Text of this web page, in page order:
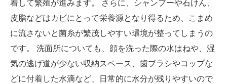
着して繁殖が進みます。 さらに、シャンプーや石けん、
皮脂などはカビにとって栄養源となり得るため、こまめ
に流さないと菌糸が繁茂しやすい環境が整ってしまうの
です。 洗面所についても、顔を洗った際の水はねや、湿
気の逃げ道が少ない収納スペース、歯ブラシやコップな
どに付着した水滴など、日常的に水分が残りやすいので